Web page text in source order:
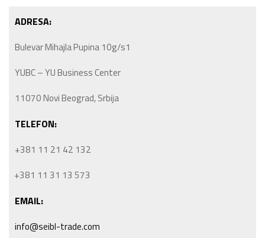
ADRESA:
Bulevar Mihajla Pupina 10g/s1
YUBC – YU Business Center
11070 Novi Beograd, Srbija
TELEFON:
+381 11 21 42 132
+381 11 31 13 573
EMAIL:
info@seibl-trade.com